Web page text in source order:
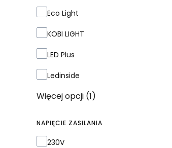
Eco Light
KOBI LIGHT
LED Plus
Ledinside
Więcej opcji (1)
NAPIĘCIE ZASILANIA
Napięcie zasilania
230V